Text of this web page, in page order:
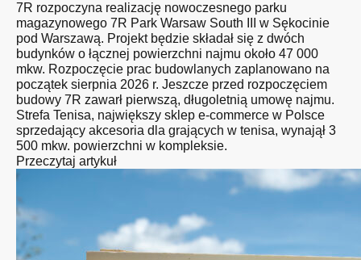
7R rozpoczyna realizację nowoczesnego parku
magazynowego 7R Park Warsaw South III w Sękocinie
pod Warszawą. Projekt będzie składał się z dwóch
budynków o łącznej powierzchni najmu około 47 000
mkw. Rozpoczęcie prac budowlanych zaplanowano na
początek sierpnia 2026 r. Jeszcze przed rozpoczęciem
budowy 7R zawarł pierwszą, długoletnią umowę najmu.
Strefa Tenisa, największy sklep e-commerce w Polsce
sprzedający akcesoria dla grających w tenisa, wynajął 3
500 mkw. powierzchni w kompleksie.
Przeczytaj artykuł